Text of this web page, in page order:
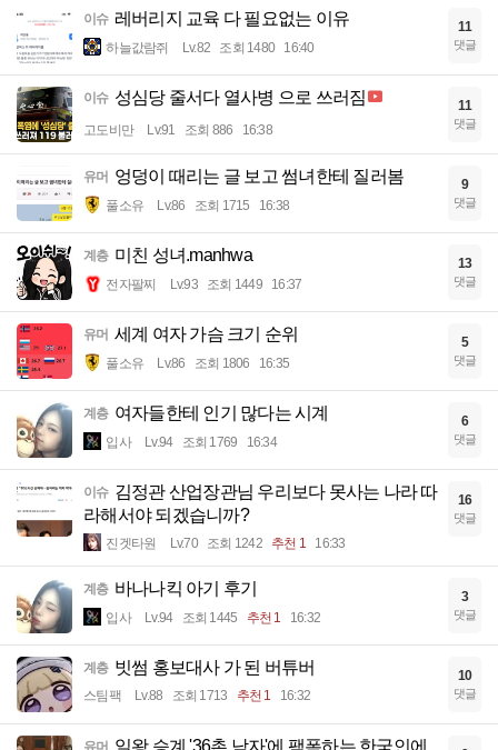
이슈 레버리지 교육 다 필요없는 이유
하늘값람쥐 Lv.82 조회 1480 16:40
11
댓글
이슈 성심당 줄서다 열사병 으로 쓰러짐
고도비만 Lv.91 조회 886 16:38
11
댓글
유머 엉덩이 때리는 글 보고 썸녀한테 질러봄
풀소유 Lv.86 조회 1715 16:38
9
댓글
계층 미친 성녀.manhwa
전자팔찌 Lv.93 조회 1449 16:37
13
댓글
유머 세계 여자 가슴 크기 순위
풀소유 Lv.86 조회 1806 16:35
5
댓글
계층 여자들한테 인기 많다는 시계
입사 Lv.94 조회 1769 16:34
6
댓글
이슈 김정관 산업장관님 우리보다 못사는 나라 따
라해서야 되겠습니까?
진겟타원 Lv.70 조회 1242 추천 1 16:33
16
댓글
계층 바나나킥 아기 후기
입사 Lv.94 조회 1445 추천 1 16:32
3
댓글
계층 빗썸 홍보대사 가 된 버튜버
스팀팩 Lv.88 조회 1713 추천 1 16:32
10
댓글
유머 일왕 승계 '36촌 남자'에 팩폭하는 한국인에